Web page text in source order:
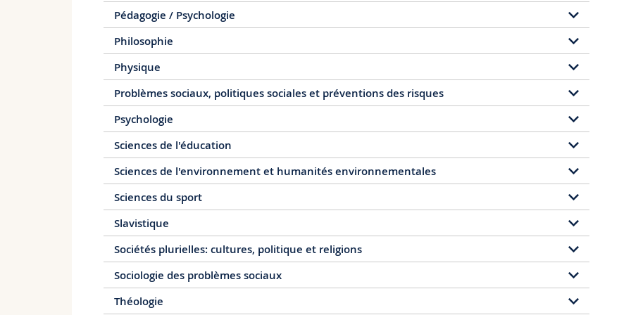
Pédagogie / Psychologie
Philosophie
Physique
Problèmes sociaux, politiques sociales et préventions des risques
Psychologie
Sciences de l'éducation
Sciences de l'environnement et humanités environnementales
Sciences du sport
Slavistique
Sociétés plurielles: cultures, politique et religions
Sociologie des problèmes sociaux
Théologie